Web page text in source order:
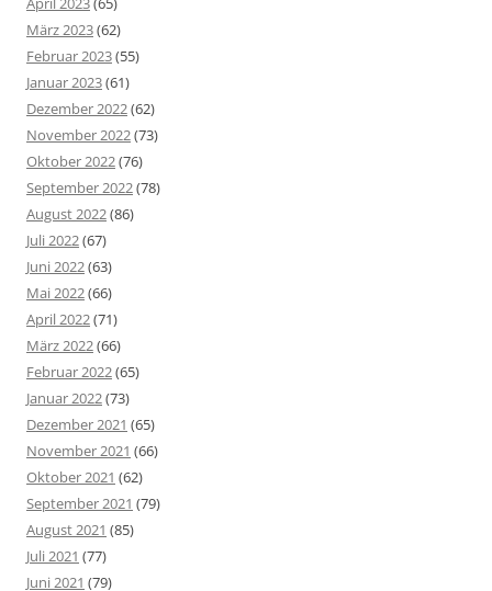
März 2023(62)
Februar 2023(55)
Januar 2023(61)
Dezember 2022(62)
November 2022(73)
Oktober 2022(76)
September 2022(78)
August 2022(86)
Juli 2022(67)
Juni 2022(63)
Mai 2022(66)
April 2022(71)
März 2022(66)
Februar 2022(65)
Januar 2022(73)
Dezember 2021 (65)
November 2021 (66)
Oktober 2021 (62)
September 2021 (79)
August 2021 (85)
Juli 2021 (77)
Juni 2021 (79)